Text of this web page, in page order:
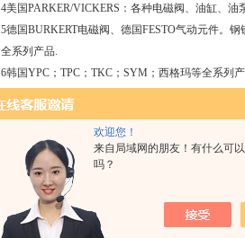
欢迎您！
来自局域网的朋友！有什么可
吗？
4美国PARKER/VICKERS：各种电磁阀、油缸、油
5德国BURKERT电磁阀、德国FESTO气动元件。
全系列产品.
6韩国YPC；TPC；TKC；SYM；西格玛等全系列产
1德国PILZ继电器，安全继电器，延时继电器，传
2德国IFM传感器，压力传感器，光电传感器。
atos中国|意大利阿托斯比例方向阀
Atos是的液压电磁阀制造厂商，质量可靠，产品种
Atos比例控制阀